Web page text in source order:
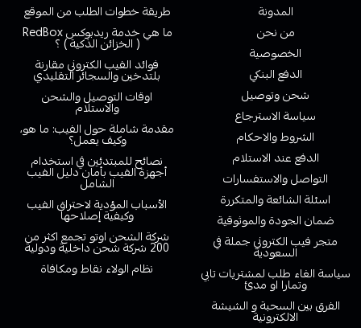
المدونة
من نحن
الخصوصية
الدفع البنكي
شحن وتوصيل
سياسة الاسترجاع
الشروط والاحكام
الدفع عند الاستلام
التواصل والاستفسارات
اسئلة الشائعة والمتكررة
ضمان الجودة والموثوقية
متجر فيب الكتروني جملة في
السعودية
سياسة الغاء طلب لمشتريات تابي
وتمارا او مدئ
الفرق بين السحبة و الشيشة
الالكترونية
طريقة خطوات الطلب من الموقع
ما هي خدمة ريدبوكس RedBox
( الخزائن الذكية ) ؟
فوائد الفيب الكتروني مقارنة
بلتدخين والسجائر التقليدي
اوقات التوصيل والشحن
والاستلام
مقدمة شاملة حول الفيب: ما هو،
وكيف يعمل؟
نصائح للمبتدئين في استخدام
أجهزة الفيب بأمان دليل الفيب
الشامل
الأسباب المؤدية لاحتراق الفيب
وكيفية إصلاحها
شركة الشحن اوتو تجمع اكثر من
200 شركة شحن داخلية ودولية
نظام الولاء نقاط ومكافاة